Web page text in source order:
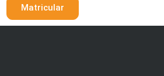
Matricular